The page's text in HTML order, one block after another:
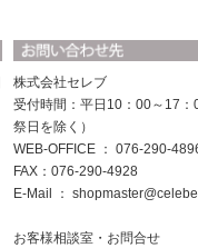
株式会社セレブ
受付時間：平日10：00～17
祭日を除く）
WEB-OFFICE ： 076-290-
FAX：076-290-4928
E-Mail ：
お客様相談室・お問合せ